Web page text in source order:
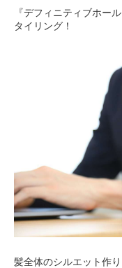
『デフィニティブホー
タイリング！
髪全体のシルエット作